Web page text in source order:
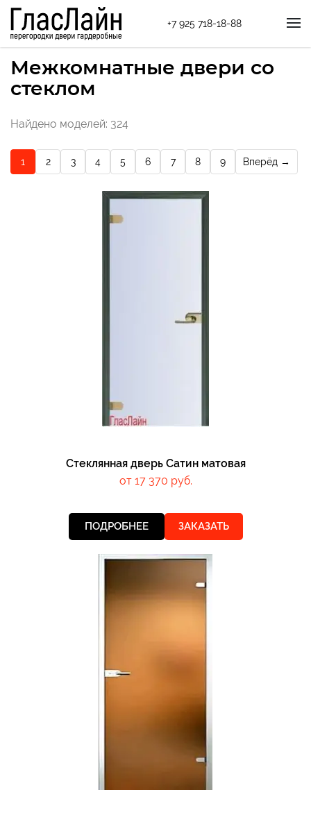
+7 925 718-18-88
Межкомнатные двери со
стеклом
Найдено моделей: 324
1 2 3 4 5 6 7 8 9 Вперёд →
Стеклянная дверь Сатин матовая
от 17 370 руб.
ПОДРОБНЕЕ ЗАКАЗАТЬ